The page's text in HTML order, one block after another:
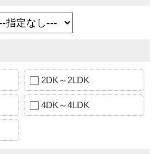
2DK～2LDK
4DK～4LDK